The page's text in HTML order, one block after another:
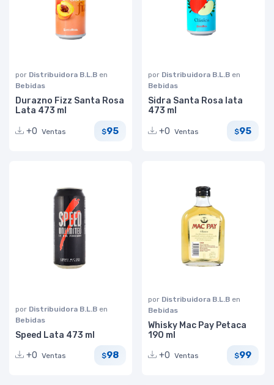
por Distribuidora B.L.B en
Bebidas
Durazno Fizz Santa Rosa
Lata 473 ml
+0 Ventas $95
por Distribuidora B.L.B en
Bebidas
Sidra Santa Rosa lata
473 ml
+0 Ventas $95
por Distribuidora B.L.B en
Bebidas
Speed Lata 473 ml
+0 Ventas $98
por Distribuidora B.L.B en
Bebidas
Whisky Mac Pay Petaca
190 ml
+0 Ventas $99